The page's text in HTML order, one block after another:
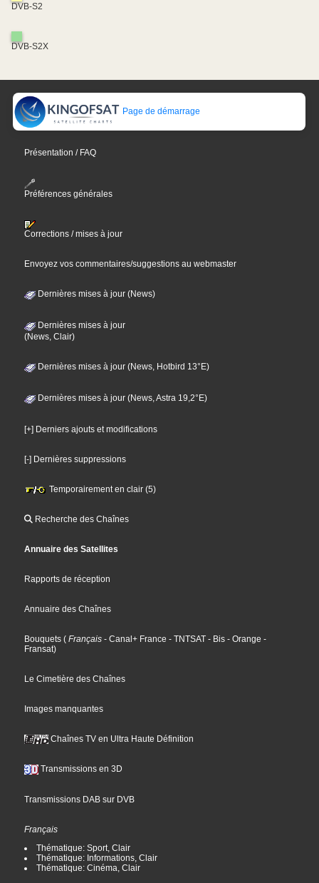
DVB-S2
DVB-S2X
Page de démarrage
Présentation / FAQ
Préférences générales
Corrections / mises à jour
Envoyez vos commentaires/suggestions au webmaster
Dernières mises à jour (News)
Dernières mises à jour
(News, Clair)
Dernières mises à jour (News, Hotbird 13°E)
Dernières mises à jour (News, Astra 19,2°E)
[+] Derniers ajouts et modifications
[-] Dernières suppressions
Temporairement en clair (5)
Recherche des Chaînes
Annuaire des Satellites
Rapports de réception
Annuaire des Chaînes
Bouquets ( Français - Canal+ France - TNTSAT - Bis - Orange -
Fransat)
Le Cimetière des Chaînes
Images manquantes
Chaînes TV en Ultra Haute Définition
Transmissions en 3D
Transmissions DAB sur DVB
Français
Thématique: Sport, Clair
Thématique: Informations, Clair
Thématique: Cinéma, Clair